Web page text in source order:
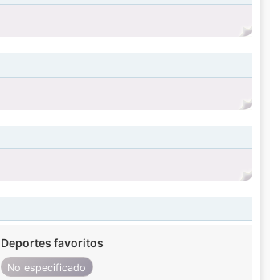
Deportes favoritos
No especificado